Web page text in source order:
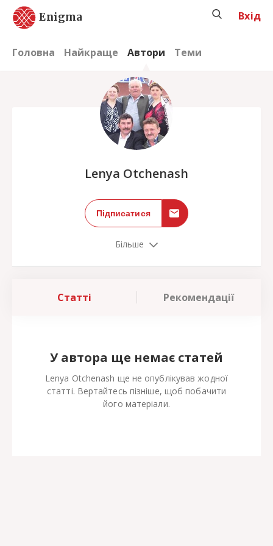
Enigma
Головна Найкраще Автори Теми
Вхід
Lenya Otchenash
Підписатися
Більше
Статті Рекомендації
У автора ще немає статей
Lenya Otchenash ще не опублікував жодної
статті. Вертайтесь пізніше, щоб побачити
його матеріали.